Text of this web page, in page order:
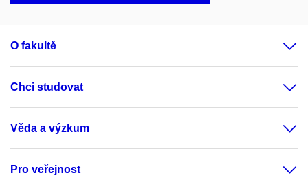
O fakultě
Chci studovat
Věda a výzkum
Pro veřejnost